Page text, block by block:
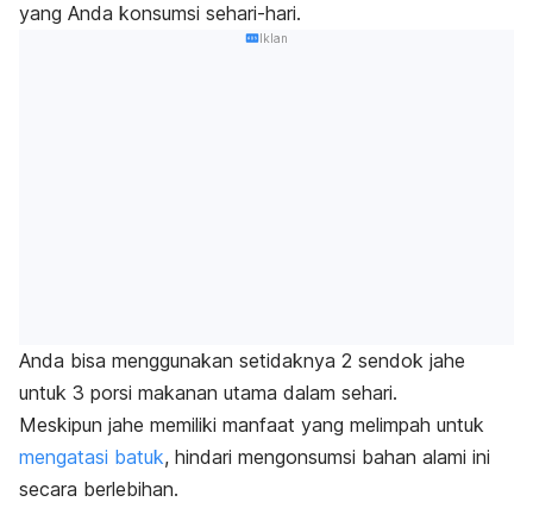
yang Anda konsumsi sehari-hari.
Iklan
Anda bisa menggunakan setidaknya 2 sendok jahe
untuk 3 porsi makanan utama dalam sehari.
Meskipun jahe memiliki manfaat yang melimpah untuk
mengatasi batuk, hindari mengonsumsi bahan alami ini
secara berlebihan.